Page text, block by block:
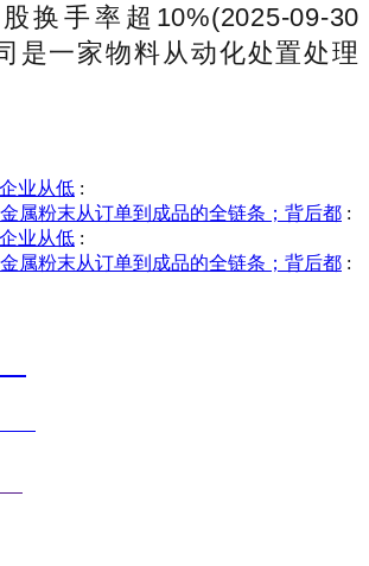
换手率超10%(2025-09-30
是一家物料从动化处置处理
业从低 :
属粉末从订单到成品的全链条；背后都 :
业从低 :
属粉末从订单到成品的全链条；背后都 :